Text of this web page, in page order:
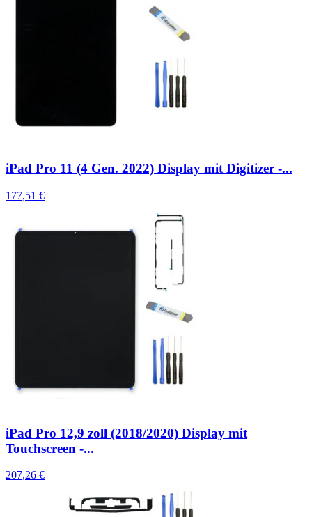
iPad Pro 11 (4 Gen. 2022) Display mit Digitizer -...
177,51 €
iPad Pro 12,9 zoll (2018/2020) Display mit
Touchscreen -...
207,26 €